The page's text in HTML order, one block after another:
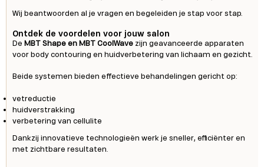
Wij beantwoorden al je vragen en begeleiden je stap voor stap.
Ontdek de voordelen voor jouw salon
De MBT Shape en MBT CoolWave zijn geavanceerde apparaten
voor body contouring en huidverbetering van lichaam en gezicht.
Beide systemen bieden effectieve behandelingen gericht op:
vetreductie
huidverstrakking
verbetering van cellulite
Dankzij innovatieve technologieën werk je sneller, efficiënter en
met zichtbare resultaten.